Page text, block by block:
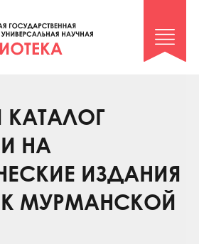
сельдерей»
архив»
НА
ИЗДАНИЯ
МУРМАНСКОЙ